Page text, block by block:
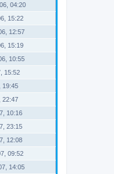
04:20
15:22
12:57
15:19
10:55
15:52
19:45
22:47
10:16
23:15
12:08
09:52
14:05